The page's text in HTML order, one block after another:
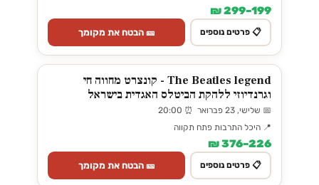
199–299 ₪
📋 פרטים נוספים 🎫 הבטח את מקומך
The Beatles legend - קונצרט מחווה חי
וגרנדיוזי ללהקת הביטלס האגדית בישראל
📅 שלישי, 23 פברואר ⏰ 20:00
📍 היכל התרבות פתח תקווה
226–376 ₪
📋 פרטים נוספים 🎫 הבטח את מקומך